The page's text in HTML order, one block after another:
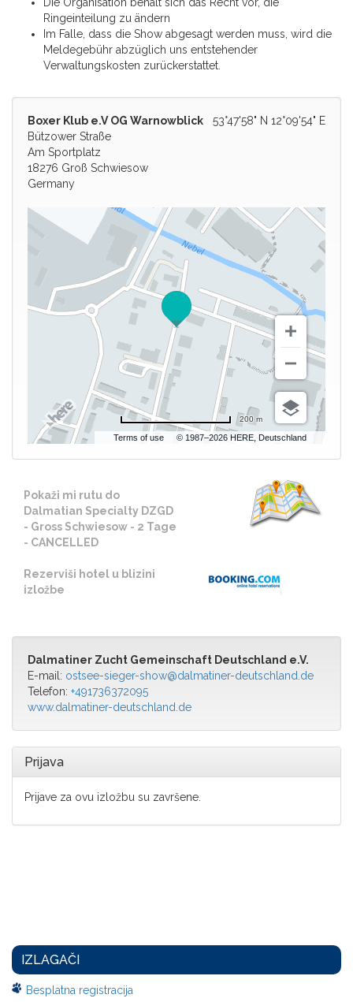
Die Organisation behält sich das Recht vor, die
Ringeinteilung zu ändern
Im Falle, dass die Show abgesagt werden muss, wird die
Meldegebühr abzüglich uns entstehender
Verwaltungskosten zurückerstattet.
53°47'58" N 12°09'54" E
Boxer Klub e.V OG Warnowblick
Bützower Straße
Am Sportplatz
18276 Groß Schwiesow
Germany
Terms of use © 1987–2026 HERE, Deutschland
200 m
Pokaži mi rutu do
Dalmatian Specialty DZGD
- Gross Schwiesow - 2 Tage
- CANCELLED
Rezerviši hotel u blizini
izložbe
Dalmatiner Zucht Gemeinschaft Deutschland e.V.
E-mail: ostsee-sieger-show@dalmatiner-deutschland.de
Telefon: +491736372095
www.dalmatiner-deutschland.de
Prijava
Prijave za ovu izložbu su završene.
IZLAGAČI
Besplatna registracija